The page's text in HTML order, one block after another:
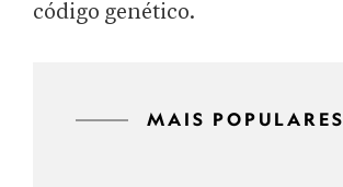
código genético.
MAIS POPULARES